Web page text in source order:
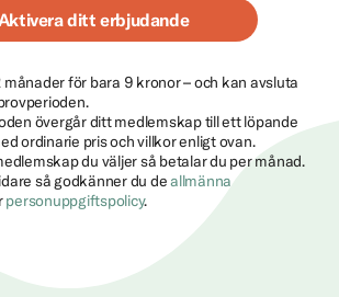
ditt erbjudande
månader för bara 9 kronor – och kan avsluta
övergår ditt medlemskap till ett löpande
ordinarie pris och villkor enligt ovan.
du väljer så betalar du per månad.
så godkänner du deallmänna
personuppgiftspolicy.